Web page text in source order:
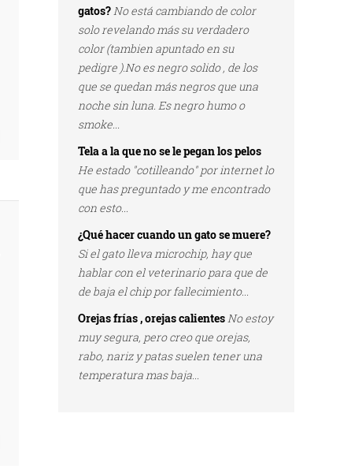
gatos?No está cambiando de color
solo revelando más su verdadero
color (tambien apuntado en su
pedigre ).No es negro solido , de los
que se quedan más negros que una
noche sin luna. Es negro humo o
smoke...
Tela a la que no se le pegan los pelos
He estado "cotilleando" por internet lo
que has preguntado y me encontrado
con esto...
¿Qué hacer cuando un gato se muere?
Si el gato lleva microchip, hay que
hablar con el veterinario para que de
de baja el chip por fallecimiento...
Orejas frías , orejas calientesNo estoy
muy segura, pero creo que orejas,
rabo, nariz y patas suelen tener una
temperatura mas baja...